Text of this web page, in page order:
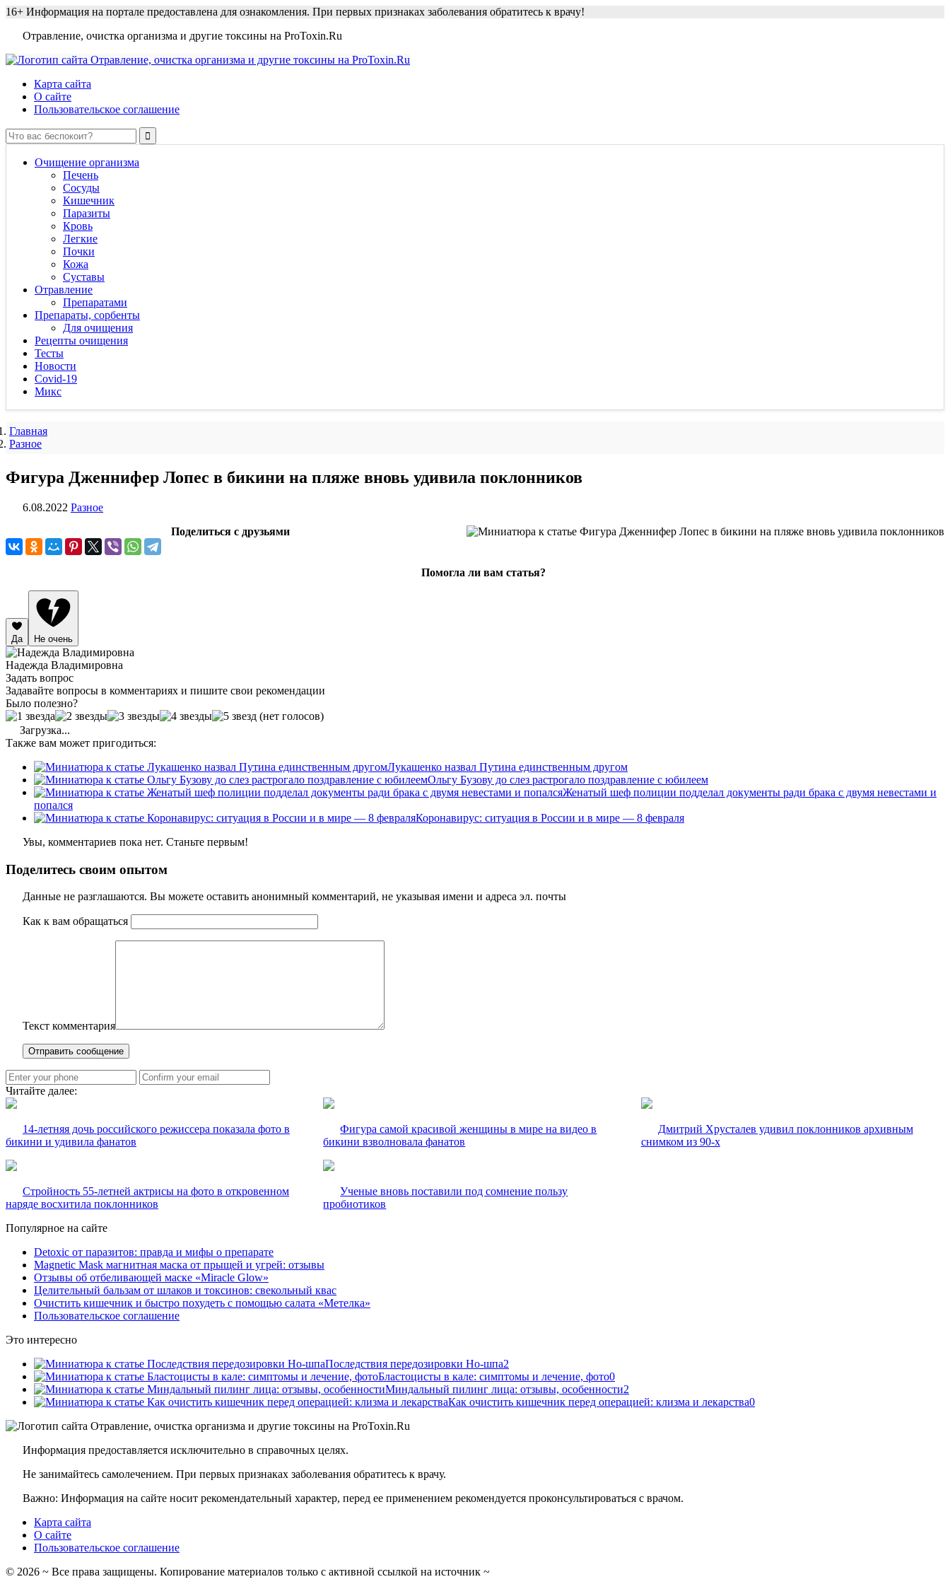
16+ Информация на портале предоставлена для ознакомления. При первых признаках заболевания обратитесь к врачу!
Отравление, очистка организма и другие токсины на ProToxin.Ru
Карта сайта
О сайте
Пользовательское соглашение
Очищение организма
Печень
Сосуды
Кишечник
Паразиты
Кровь
Легкие
Почки
Кожа
Суставы
Отравление
Препаратами
Препараты, сорбенты
Для очищения
Рецепты очищения
Тесты
Новости
Covid-19
Микс
Главная
Разное
Фигура Дженнифер Лопес в бикини на пляже вновь удивила поклонников
6.08.2022 Разное
Поделиться с друзьями
Помогла ли вам статья?
Да Не очень
Надежда Владимировна
Задать вопрос
Задавайте вопросы в комментариях и пишите свои рекомендации
Было полезно?
(нет голосов)
Загрузка...
Также вам может пригодиться:
Лукашенко назвал Путина единственным другом
Ольгу Бузову до слез растрогало поздравление с юбилеем
Женатый шеф полиции подделал документы ради брака с двумя невестами и
попался
Коронавирус: ситуация в России и в мире — 8 февраля
Увы, комментариев пока нет. Станьте первым!
Поделитесь своим опытом
Данные не разглашаются. Вы можете оставить анонимный комментарий, не указывая имени и адреса эл. почты
Как к вам обращаться
Текст комментария
Читайте далее:
14-летняя дочь российского режиссера показала фото в
бикини и удивила фанатов
Фигура самой красивой женщины в мире на видео в
бикини взволновала фанатов
Дмитрий Хрусталев удивил поклонников архивным
снимком из 90-х
Стройность 55-летней актрисы на фото в откровенном
наряде восхитила поклонников
Ученые вновь поставили под сомнение пользу
пробиотиков
Популярное на сайте
Detoxic от паразитов: правда и мифы о препарате
Magnetic Mask магнитная маска от прыщей и угрей: отзывы
Отзывы об отбеливающей маске «Miracle Glow»
Целительный бальзам от шлаков и токсинов: свекольный квас
Очистить кишечник и быстро похудеть с помощью салата «Метелка»
Пользовательское соглашение
Это интересно
Последствия передозировки Но-шпа2
Бластоцисты в кале: симптомы и лечение, фото0
Миндальный пилинг лица: отзывы, особенности2
Как очистить кишечник перед операцией: клизма и лекарства0
Информация предоставляется исключительно в справочных целях.
Не занимайтесь самолечением. При первых признаках заболевания обратитесь к врачу.
Важно: Информация на сайте носит рекомендательный характер, перед ее применением рекомендуется проконсультироваться с врачом.
Карта сайта
О сайте
Пользовательское соглашение
© 2026 ~ Все права защищены. Копирование материалов только с активной ссылкой на источник ~